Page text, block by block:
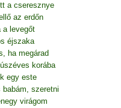
a cseresznye
az erdőn
a levegőt
éjszaka
ha megárad
korába
egy este
babám, szeretni
virágom